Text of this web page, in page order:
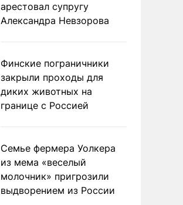
арестовал супругу
Александра Невзорова
Финские пограничники
закрыли проходы для
диких животных на
границе с Россией
Семье фермера Уолкера
из мема «веселый
молочник» пригрозили
выдворением из России